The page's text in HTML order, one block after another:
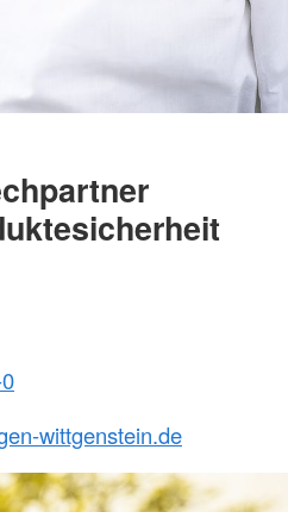
wittgenstein.de